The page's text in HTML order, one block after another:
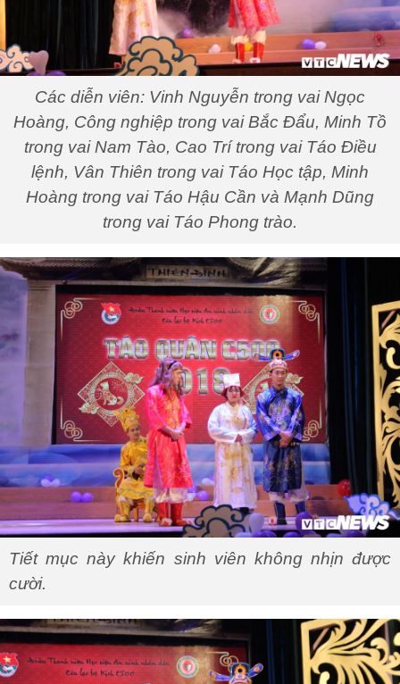
Các diễn viên: Vinh Nguyễn trong vai Ngọc
Hoàng, Công nghiệp trong vai Bắc Đẩu, Minh Tồ
trong vai Nam Tào, Cao Trí trong vai Táo Điều
lệnh, Vân Thiên trong vai Táo Học tập, Minh
Hoàng trong vai Táo Hậu Cần và Mạnh Dũng
trong vai Táo Phong trào.
Tiết mục này khiến sinh viên không nhịn được
cười.